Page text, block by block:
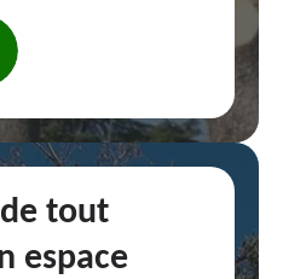
tout
espace